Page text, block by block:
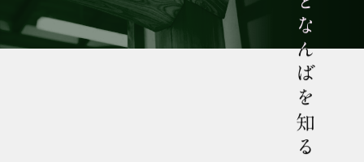
もっとなんばを知る